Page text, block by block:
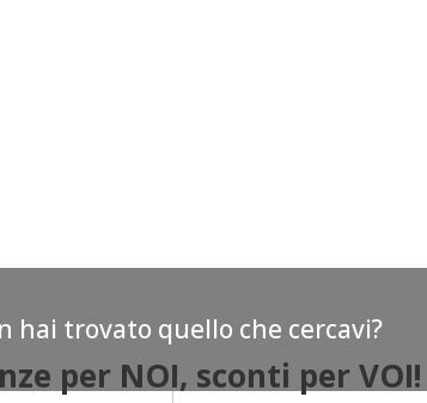
hai trovato quello che cercavi?
per NOI, sconti per VOI!